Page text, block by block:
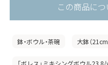
この商品に
鉢・ボウル・茶碗 大鉢（21cm